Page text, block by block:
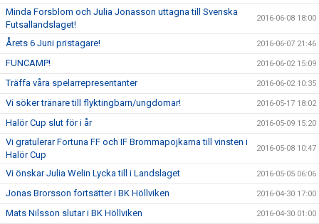
Minda Forsblom och Julia Jonasson uttagna till Svenska
Futsallandslaget!
2016-06-08 18:00
Årets 6 Juni pristagare! 2016-06-07 21:46
FUNCAMP! 2016-06-02 15:09
Träffa våra spelarrepresentanter 2016-06-02 10:35
Vi söker tränare till flyktingbarn/ungdomar! 2016-05-17 18:02
Halör Cup slut för i år 2016-05-09 15:20
Vi gratulerar Fortuna FF och IF Brommapojkarna till vinsten i
Halör Cup
2016-05-08 10:47
Vi önskar Julia Welin Lycka till i Landslaget 2016-05-05 06:06
Jonas Brorsson fortsätter i BK Höllviken 2016-04-30 17:00
Mats Nilsson slutar i BK Höllviken 2016-04-30 01:00